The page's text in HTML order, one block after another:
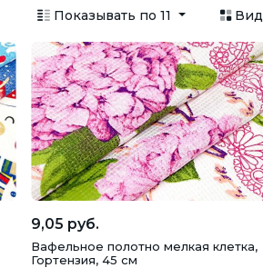
Показывать по 11 Вид
9,05 руб.
Вафельное полотно мелкая клетка,
Гортензия, 45 см